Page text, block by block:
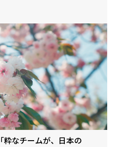
粋なチームが、日本の